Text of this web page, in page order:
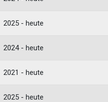
2025 - heute
2024 - heute
2021 - heute
2025 - heute